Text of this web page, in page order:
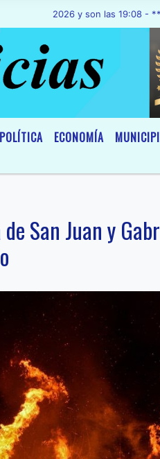
2026 y son las 19:08 - ** La
POLÍTICA ECONOMÍA
San Juan y